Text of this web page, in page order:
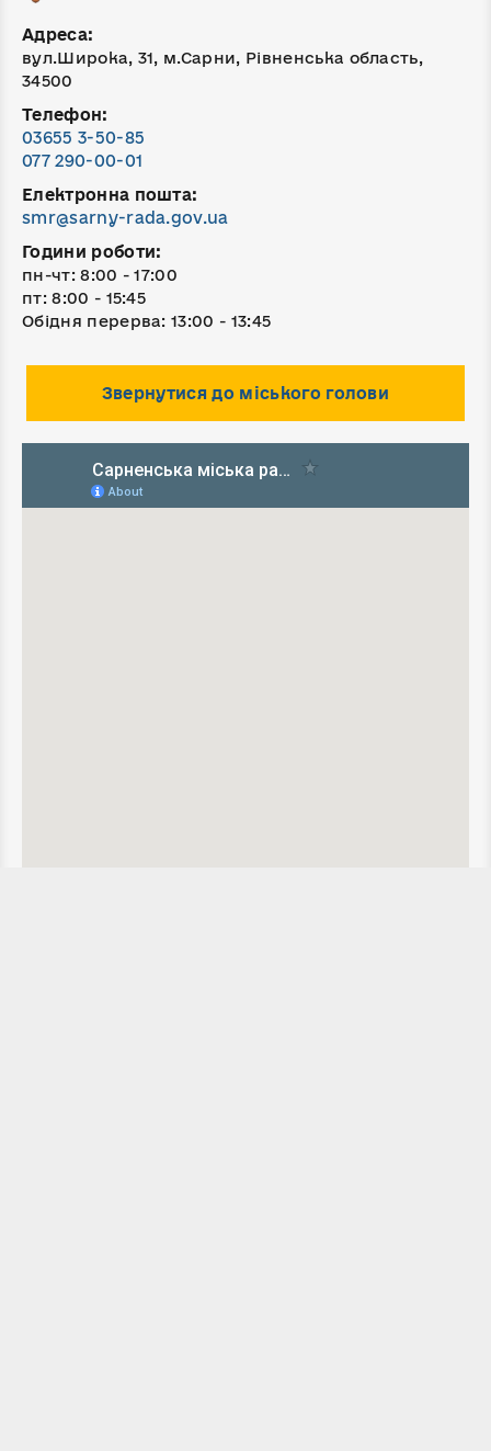
Адреса:
вул.Широка, 31, м.Сарни, Рівненська область,
34500
Телефон:
03655 3-50-85
077 290-00-01
Електронна пошта:
smr@sarny-rada.gov.ua
Години роботи:
пн-чт: 8:00 - 17:00
пт: 8:00 - 15:45
Обідня перерва: 13:00 - 13:45
Звернутися до міського голови